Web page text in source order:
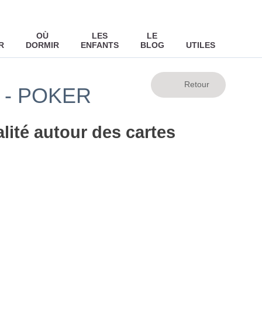
OÙ
DORMIR
LES
ENFANTS
LE
BLOG
UTILES
POKER
autour des cartes